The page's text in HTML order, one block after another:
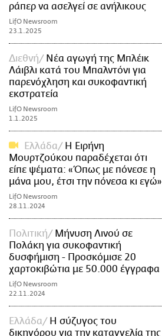
ράπερ να ασελγεί σε ανήλικους
LifO Newsroom
23.1.2025
Διεθνή
Νέα αγωγή της Μπλέικ
Λάιβλι κατά του Μπαλντόνι για
παρενόχληση και συκοφαντική
εκστρατεία
LifO Newsroom
1.1.2025
Ελλάδα
Η Ειρήνη
Μουρτζούκου παραδέχεται ότι
είπε ψέματα: «Όπως με πόνεσε η
μάνα μου, έτσι την πόνεσα κι εγώ»
LifO Newsroom
28.11.2024
Πολιτική
Μήνυση Λινού σε
Πολάκη για συκοφαντική
δυσφήμιση - Προσκόμισε 20
χαρτοκιβώτια με 50.000 έγγραφα
LifO Newsroom
22.11.2024
Ελλάδα
Η σύζυγος του
δικηγόρου για την καταγγελία της